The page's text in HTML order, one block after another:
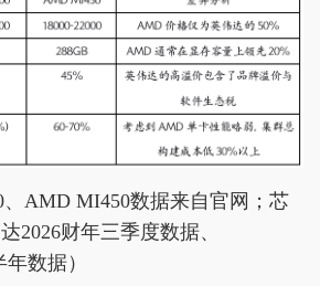
、AMD MI450数据来自官网；芯
2026财年三季度数据、
数据）